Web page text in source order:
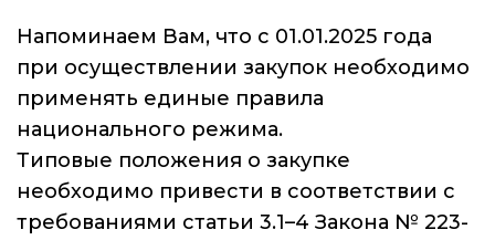
Напоминаем Вам, что с 01.01.2025 года
при осуществлении закупок необходимо
применять единые правила
национального режима.
Типовые положения о закупке
необходимо привести в соответствии с
требованиями статьи 3.1–4 Закона № 223-